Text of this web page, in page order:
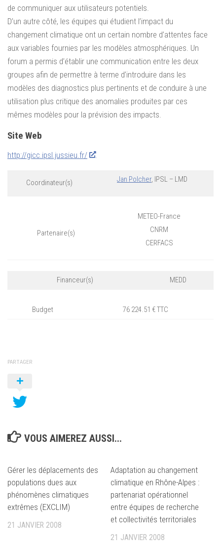
de communiquer aux utilisateurs potentiels.
D’un autre côté, les équipes qui étudient l’impact du
changement climatique ont un certain nombre d’attentes face
aux variables fournies par les modèles atmosphériques. Un
forum a permis d’établir une communication entre les deux
groupes afin de permettre à terme d’introduire dans les
modèles des diagnostics plus pertinents et de conduire à une
utilisation plus critique des anomalies produites par ces
mêmes modèles pour la prévision des impacts.
Site Web
http://gicc.ipsl.jussieu.fr/
Coordinateur(s) Jan Polcher, IPSL – LMD
Partenaire(s)
METEO-France
CNRM
CERFACS
Financeur(s) MEDD
Budget 76 224.51 € TTC
PARTAGER
VOUS AIMEREZ AUSSI...
Gérer les déplacements des
populations dues aux
phénomènes climatiques
extrêmes (EXCLIM)
21 JANVIER 2008
Adaptation au changement
climatique en Rhône-Alpes :
partenariat opérationnel
entre équipes de recherche
et collectivités territoriales
21 JANVIER 2008